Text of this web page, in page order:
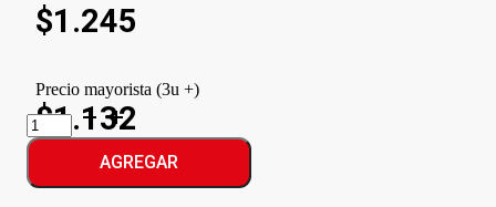
$1.245
Precio mayorista (3u +)
$1.132
ALICANTE
CONDIMENTO
P/CARNESAGREGAR